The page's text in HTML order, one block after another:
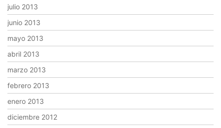
julio 2013
junio 2013
mayo 2013
abril 2013
marzo 2013
febrero 2013
enero 2013
diciembre 2012